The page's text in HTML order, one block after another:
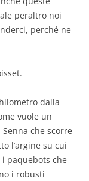
peraltro noi
perché ne
dalla
vuole un
che scorre
l’argine su cui
paquebots che
i robusti